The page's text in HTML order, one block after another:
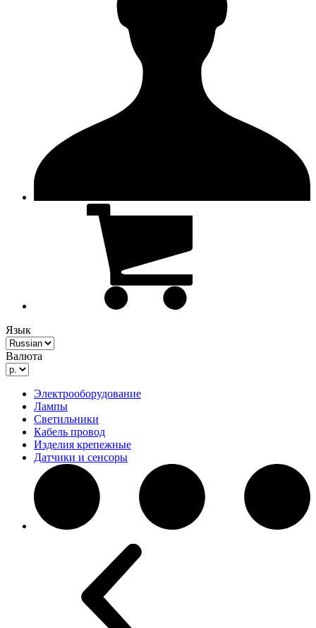
Язык
Валюта
Электрооборудование
Лампы
Светильники
Кабель провод
Изделия крепежные
Датчики и сенсоры